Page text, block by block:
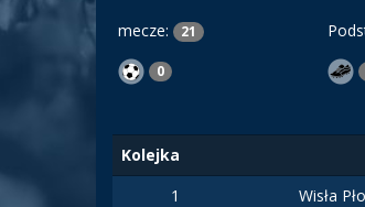
mecze: 21
0
Kolejka
1
Wisła